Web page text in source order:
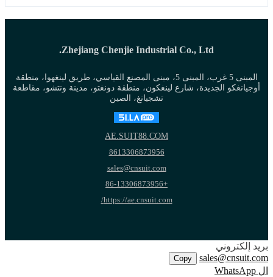
Zhejiang Chenjie Industrial Co., Ltd.
المبنى 5 غرب، المبنى 5، مبنى المصنع القياسي، طريق لينغهوا، منطقة
أوجيانغكو الجديدة، شارع لينغكون، منطقة دونغتو، مدينة ونتشو، مقاطعة
تشجيانغ، الصين
AE.SUIT88.COM
8613306873956
sales@cnsuit.com
+86-13306873956
https://ae.cnsuit.com/
بريد إلكتروني
sales@cnsuit.com
Copy
ال WhatsApp